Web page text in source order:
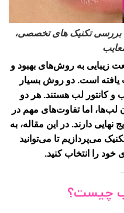
بررسی تکنیک های تخصصی،
زیبایی به روش‌های بهبود و
است. دو روش بسیار
و کانتور لب هستند. هر دو
اما تفاوت‌های مهم در
نهایی دارند. در این مقاله، به
می‌پردازیم تا می‌توانید
خود را انتخاب کنید.